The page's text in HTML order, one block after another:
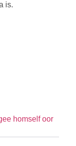
is.
homself oor